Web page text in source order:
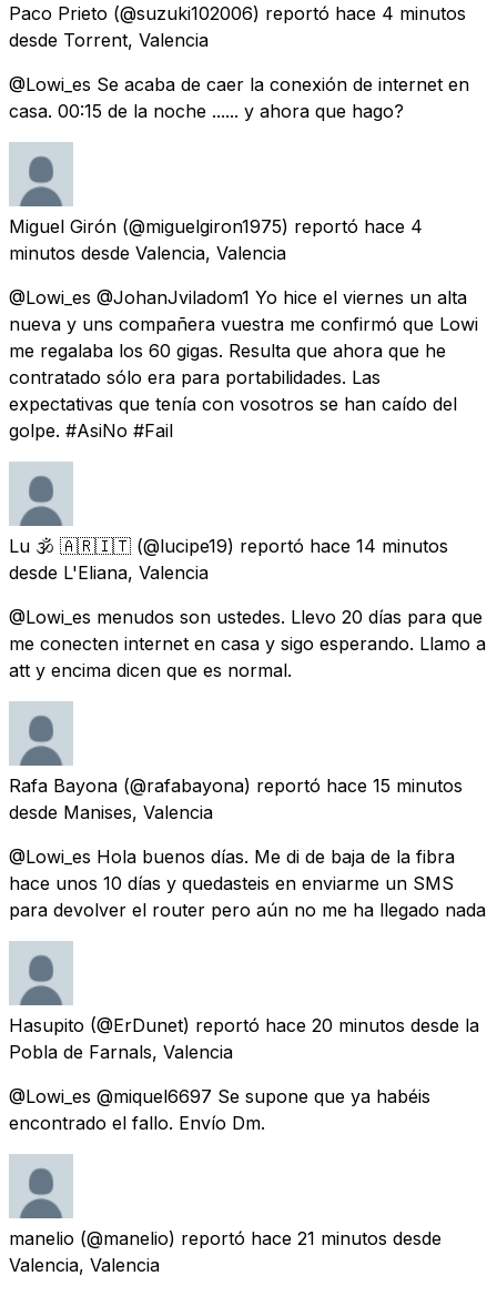
Paco Prieto (@suzuki102006) reportó hace 4 minutos
desde Torrent, Valencia
@Lowi_es Se acaba de caer la conexión de internet en
casa. 00:15 de la noche ...... y ahora que hago?
Miguel Girón (@miguelgiron1975) reportó hace 4
minutos desde Valencia, Valencia
@Lowi_es @JohanJviladom1 Yo hice el viernes un alta
nueva y uns compañera vuestra me confirmó que Lowi
me regalaba los 60 gigas. Resulta que ahora que he
contratado sólo era para portabilidades. Las
expectativas que tenía con vosotros se han caído del
golpe. #AsiNo #Fail
Lu 🕉 🇦🇷🇮🇹 (@lucipe19) reportó hace 14 minutos
desde L'Eliana, Valencia
@Lowi_es menudos son ustedes. Llevo 20 días para que
me conecten internet en casa y sigo esperando. Llamo a
att y encima dicen que es normal.
Rafa Bayona (@rafabayona) reportó hace 15 minutos
desde Manises, Valencia
@Lowi_es Hola buenos días. Me di de baja de la fibra
hace unos 10 días y quedasteis en enviarme un SMS
para devolver el router pero aún no me ha llegado nada
Hasupito (@ErDunet) reportó hace 20 minutos desde la
Pobla de Farnals, Valencia
@Lowi_es @miquel6697 Se supone que ya habéis
encontrado el fallo. Envío Dm.
manelio (@manelio) reportó hace 21 minutos desde
Valencia, Valencia